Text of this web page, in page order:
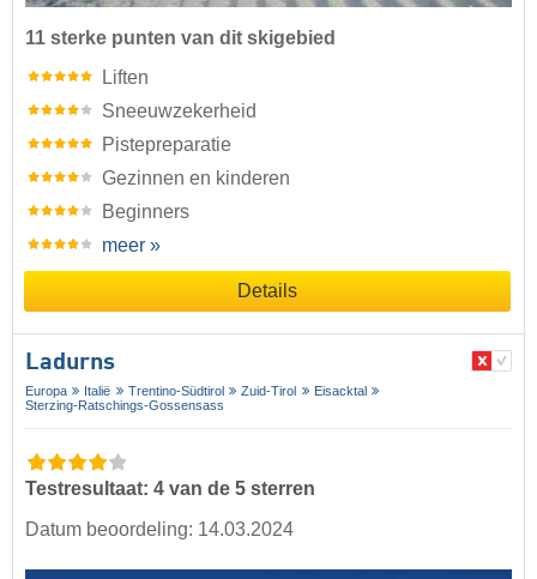
11 sterke punten van dit skigebied
Liften
Sneeuwzekerheid
Pistepreparatie
Gezinnen en kinderen
Beginners
meer »
Details
Ladurns
Europa Italië Trentino-Südtirol Zuid-Tirol
Eisacktal
Sterzing-Ratschings-Gossensass
Testresultaat: 4 van de 5 sterren
Datum beoordeling: 14.03.2024